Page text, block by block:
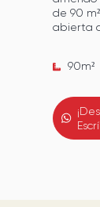
de 90
abierta
90m²